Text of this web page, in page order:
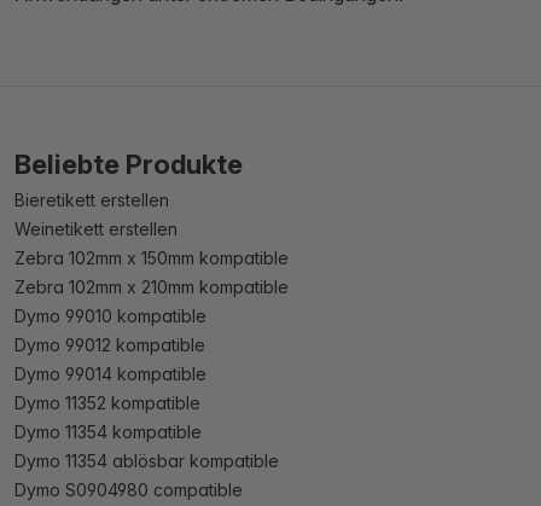
Beliebte Produkte
Bieretikett erstellen
Weinetikett erstellen
Zebra 102mm x 150mm kompatible
Zebra 102mm x 210mm kompatible
Dymo 99010 kompatible
Dymo 99012 kompatible
Dymo 99014 kompatible
Dymo 11352 kompatible
Dymo 11354 kompatible
Dymo 11354 ablösbar kompatible
Dymo S0904980 compatible